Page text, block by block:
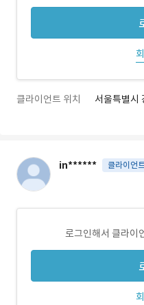
클라이언트 위치 서울특별시
in****** 클라이언
로그인해서 클라이